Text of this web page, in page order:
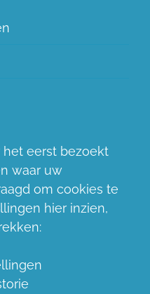
eerst bezoekt
waar uw
om cookies te
hier inzien,